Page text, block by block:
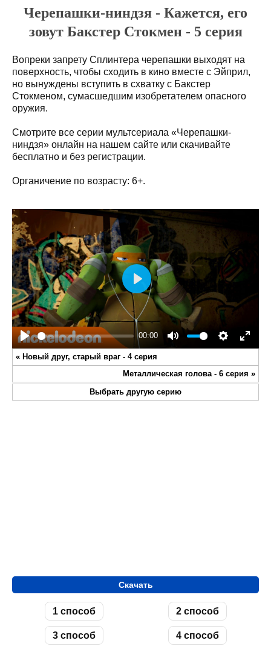
Черепашки-ниндзя - Кажется, его
зовут Бакстер Стокмен - 5 серия
Вопреки запрету Сплинтера черепашки выходят на
поверхность, чтобы сходить в кино вместе с Эйприл,
но вынуждены вступить в схватку с Бакстер
Стокменом, сумасшедшим изобретателем опасного
оружия.
Смотрите все серии мультсериала «Черепашки-
ниндзя» онлайн на нашем сайте или скачивайте
бесплатно и без регистрации.
Органичение по возрасту: 6+.
Play
00:00
Mute Settings
Enter
Play
« Новый друг, старый враг - 4 серия
Металлическая голова - 6 серия »
Выбрать другую серию
Скачать
1 способ 2 способ
3 способ 4 способ